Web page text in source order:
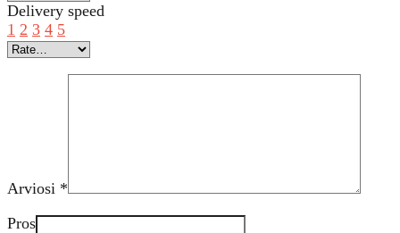
Delivery speed
1 2 3 4 5
Arviosi *
Pros